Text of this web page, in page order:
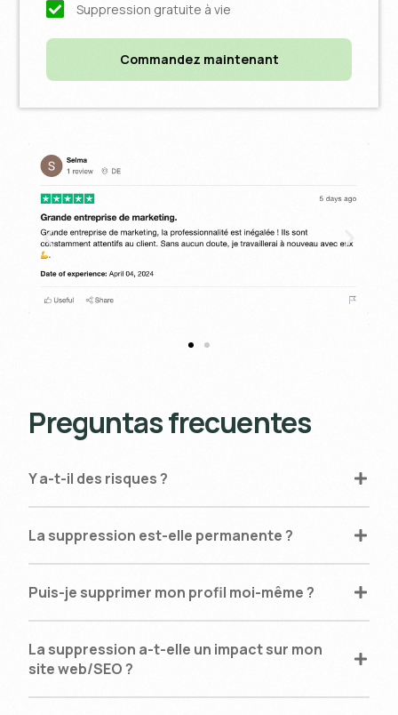
Suppression gratuite à vie
Commandez maintenant
Preguntas frecuentes
Y a-t-il des risques ?
La suppression est-elle permanente ?
Puis-je supprimer mon profil moi-même ?
La suppression a-t-elle un impact sur mon
site web/SEO ?